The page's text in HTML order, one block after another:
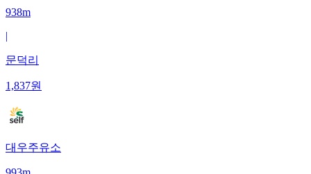
938m
|
문덕리
1,837원
대우주유소